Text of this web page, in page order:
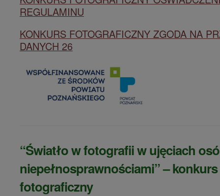
REGULAMINU
KONKURS FOTOGRAFICZNY ZGODA NA
DANYCH 26
“Światło w fotografii w ujęciach
niepełnosprawnościami” – konkurs
fotograficzny